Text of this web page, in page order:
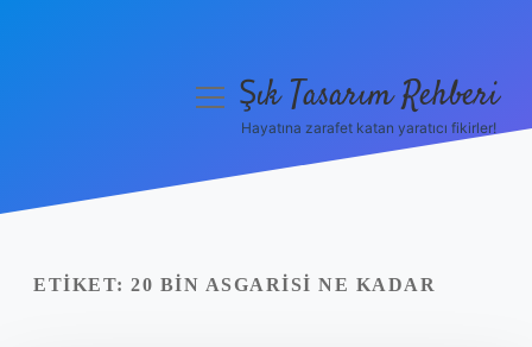
Yasal Uyarı
menüyüŞık Tasarım Rehberi
Hayatına zarafet katan yaratıcı fikirler!
ETIKET: 20 BIN ASGARISI NE KADAR